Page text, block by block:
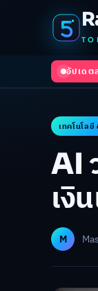
อัปเดต
นโลกในปี 2026/
เทคโนโล
AI
เงิ
M